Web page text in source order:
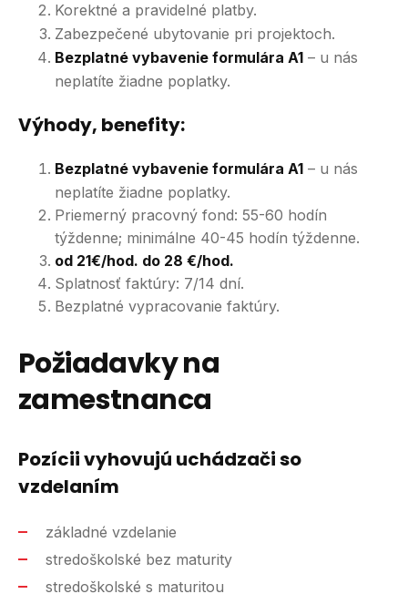
Korektné a pravidelné platby.
Zabezpečené ubytovanie pri projektoch.
Bezplatné vybavenie formulára A1 – u nás
neplatíte žiadne poplatky.
Výhody, benefity:
Bezplatné vybavenie formulára A1 – u nás
neplatíte žiadne poplatky.
​Priemerný pracovný fond: 55-60 hodín
týždenne; minimálne 40-45 hodín týždenne.
od 21€/hod. do 28 €/hod.
Splatnosť faktúry: 7/14 dní​.
Bezplatné vypracovanie faktúry.
Požiadavky na
zamestnanca
Pozícii vyhovujú uchádzači so
vzdelaním
základné vzdelanie
stredoškolské bez maturity
stredoškolské s maturitou